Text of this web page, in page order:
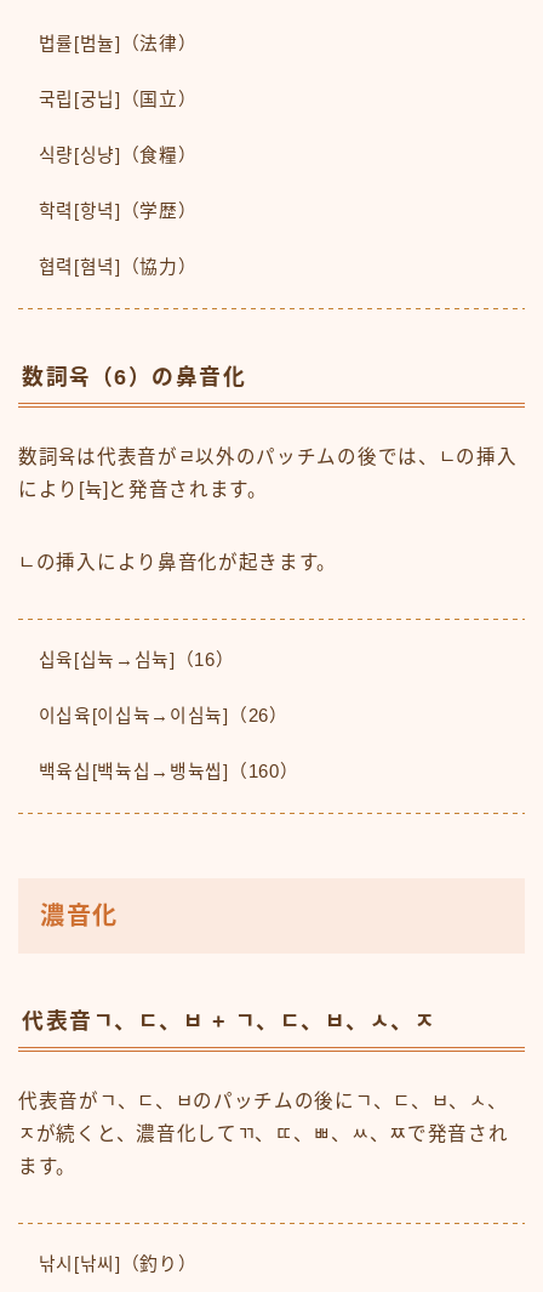
법률[범뉼]（法律）
국립[궁닙]（国立）
식량[싱냥]（食糧）
학력[항녁]（学歴）
협력[혐녁]（協力）
数詞육（6）の鼻音化
数詞육は代表音がㄹ以外のパッチムの後では、ㄴの挿入
により[뉵]と発音されます。
ㄴの挿入により鼻音化が起きます。
십육[십뉵→심뉵]（16）
이십육[이십뉵→이심뉵]（26）
백육십[백뉵십→뱅뉵씹]（160）
濃音化
代表音ㄱ、ㄷ、ㅂ + ㄱ、ㄷ、ㅂ、ㅅ、ㅈ
代表音がㄱ、ㄷ、ㅂのパッチムの後にㄱ、ㄷ、ㅂ、ㅅ、
ㅈが続くと、濃音化してㄲ、ㄸ、ㅃ、ㅆ、ㅉで発音され
ます。
낚시[낚씨]（釣り）